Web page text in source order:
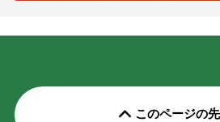
このページの